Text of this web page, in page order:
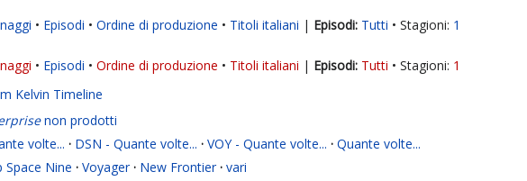
Episodi Ordine di produzione Titoli italiani | Tutti Stagioni: 1
Episodi Ordine di produzione Titoli italiani | Tutti Stagioni: 1
Kelvin Timeline
non prodotti
volte... · DSN - Quante volte... · VOY - Quante volte... · Quante volte...
Space Nine · Voyager · New Frontier · vari